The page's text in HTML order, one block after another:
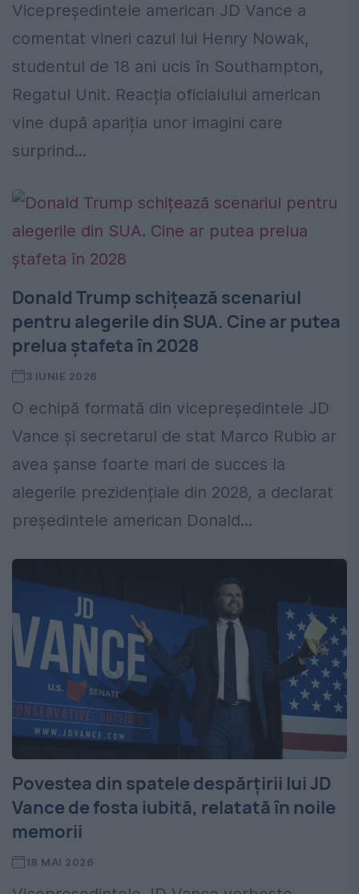
Vicepreședintele american JD Vance a
comentat vineri cazul lui Henry Nowak,
studentul de 18 ani ucis în Southampton,
Regatul Unit. Reacția oficialului american
vine după apariția unor imagini care
surprind...
Donald Trump schițează scenariul
pentru alegerile din SUA. Cine ar putea
prelua ștafeta în 2028
3 IUNIE 2026
O echipă formată din vicepreședintele JD
Vance și secretarul de stat Marco Rubio ar
avea șanse foarte mari de succes la
alegerile prezidențiale din 2028, a declarat
președintele american Donald...
Povestea din spatele despărțirii lui JD
Vance de fosta iubită, relatată în noile
memorii
18 MAI 2026